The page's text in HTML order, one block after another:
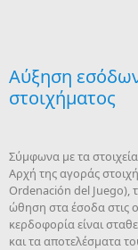
Αύξηση
στοιχήματος
Σύμφωνα με τα
Αρχή της αγοράς
Ordenación del Juego),
ώθηση στα έσοδα στις
κερδοφορία είναι
και τα αποτελέσματα